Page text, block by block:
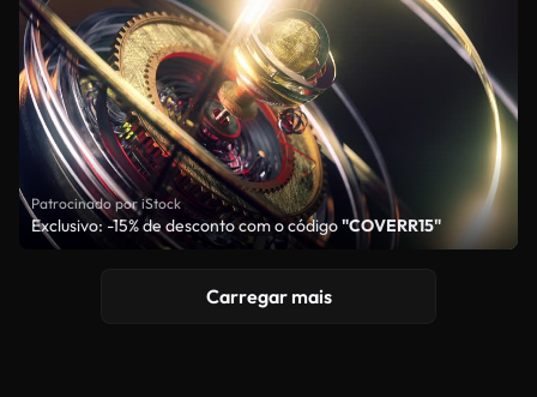
Patrocinado por iStock
Exclusivo: -15% de desconto com o código"COVERR15"
Carregar mais